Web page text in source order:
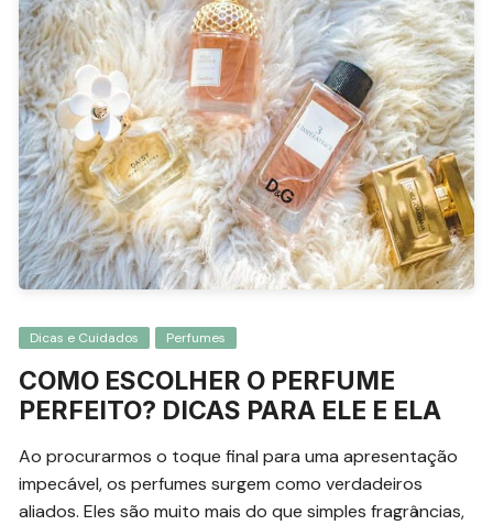
Dicas e Cuidados Perfumes
COMO ESCOLHER O PERFUME
PERFEITO? DICAS PARA ELE E ELA
Ao procurarmos o toque final para uma apresentação
impecável, os perfumes surgem como verdadeiros
aliados. Eles são muito mais do que simples fragrâncias,